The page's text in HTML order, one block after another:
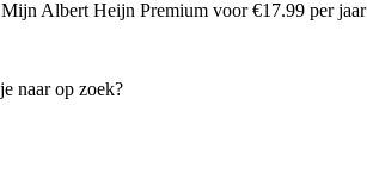
Mijn Albert Heijn Premium voor €17.99 per jaar